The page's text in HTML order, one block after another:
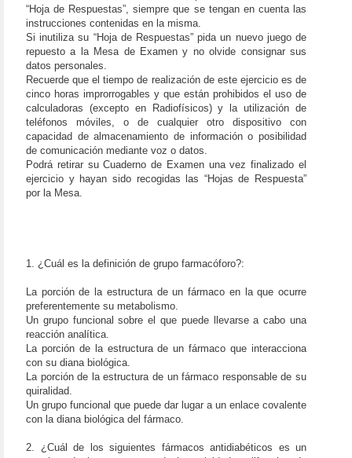
“Hoja de Respuestas”, siempre que se tengan en cuenta las
instrucciones contenidas en la misma.
Si inutiliza su “Hoja de Respuestas” pida un nuevo juego de
repuesto a la Mesa de Examen y no olvide consignar sus
datos personales.
Recuerde que el tiempo de realización de este ejercicio es de
cinco horas improrrogables y que están prohibidos el uso de
calculadoras (excepto en Radiofísicos) y la utilización de
teléfonos móviles, o de cualquier otro dispositivo con
capacidad de almacenamiento de información o posibilidad
de comunicación mediante voz o datos.
Podrá retirar su Cuaderno de Examen una vez finalizado el
ejercicio y hayan sido recogidas las “Hojas de Respuesta”
por la Mesa.
1. ¿Cuál es la definición de grupo farmacóforo?:
La porción de la estructura de un fármaco en la que ocurre
preferentemente su metabolismo.
Un grupo funcional sobre el que puede llevarse a cabo una
reacción analítica.
La porción de la estructura de un fármaco que interacciona
con su diana biológica.
La porción de la estructura de un fármaco responsable de su
quiralidad.
Un grupo funcional que puede dar lugar a un enlace covalente
con la diana biológica del fármaco.
2. ¿Cuál de los siguientes fármacos antidiabéticos es un